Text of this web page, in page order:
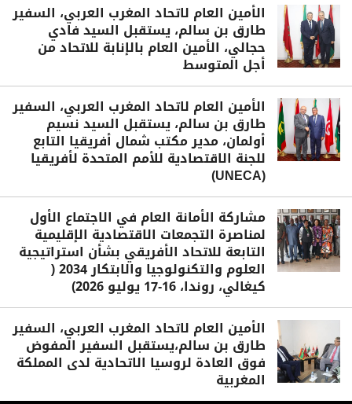
الأمين العام لاتحاد المغرب العربي، السفير
طارق بن سالم، يستقبل السيد فادي
حجالي، الأمين العام بالإنابة للاتحاد من
أجل المتوسط
الأمين العام لاتحاد المغرب العربي، السفير
طارق بن سالم، يستقبل السيد نسيم
أولمان، مدير مكتب شمال أفريقيا التابع
للجنة الاقتصادية للأمم المتحدة لأفريقيا
(UNECA)
مشاركة الأمانة العام في الاجتماع الأول
لمناصرة التجمعات الاقتصادية الإقليمية
التابعة للاتحاد الأفريقي بشأن استراتيجية
العلوم والتكنولوجيا والابتكار 2034 (
كيغالي، روندا، 16-17 يوليو 2026)
الأمين العام لاتحاد المغرب العربي، السفير
طارق بن سالم،يستقبل السفير المفوض
فوق العادة لروسيا الاتحادية لدى المملكة
المغربية